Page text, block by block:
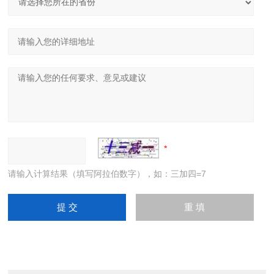
请输入计算结果（填写阿拉伯数字），如：三加四=7